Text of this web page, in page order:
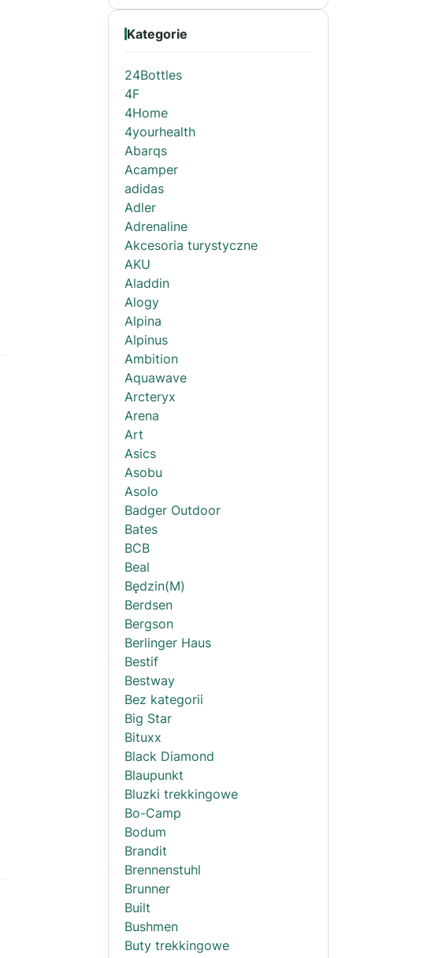
Kategorie
24Bottles
4F
4Home
4yourhealth
Abarqs
Acamper
adidas
Adler
Adrenaline
Akcesoria turystyczne
AKU
Aladdin
Alogy
Alpina
Alpinus
Ambition
Aquawave
Arcteryx
Arena
Art
Asics
Asobu
Asolo
Badger Outdoor
Bates
BCB
Beal
Będzin(M)
Berdsen
Bergson
Berlinger Haus
Bestif
Bestway
Bez kategorii
Big Star
Bituxx
Black Diamond
Blaupunkt
Bluzki trekkingowe
Bo-Camp
Bodum
Brandit
Brennenstuhl
Brunner
Built
Bushmen
Buty trekkingowe